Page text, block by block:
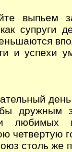
выпьем
супруги
и успехи
дружным
любимых
четвертую
столь же